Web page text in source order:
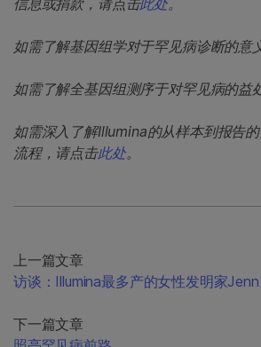
如需了解基因组学对于罕见病诊断的意
如需了解全基因组测序于对罕见病的益
如需深入了解Illumina的从样本到报告
流程，请点击此处。
上一篇文章
访谈：Illumina最多产的女性发明家
下一篇文章